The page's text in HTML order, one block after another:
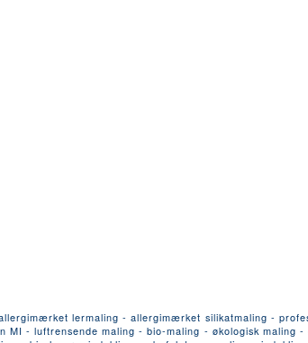
lermaling - allergimærket silikatmaling -
- luftrensende maling - bio-maling - økologisk maling